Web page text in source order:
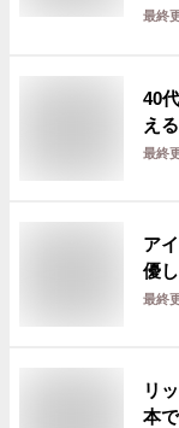
最終
40
え
最終
ア
優
最終
リ
本